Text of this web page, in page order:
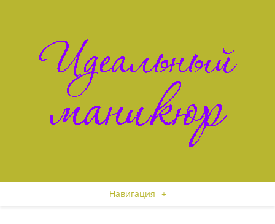
Навигация +